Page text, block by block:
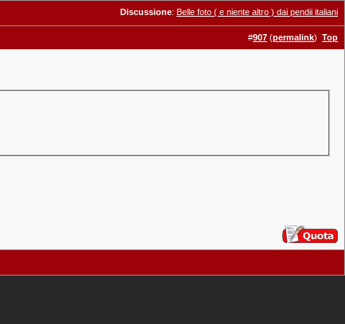
Discussione: Belle foto ( e niente altro ) dai pendii italiani
#907 (permalink) Top